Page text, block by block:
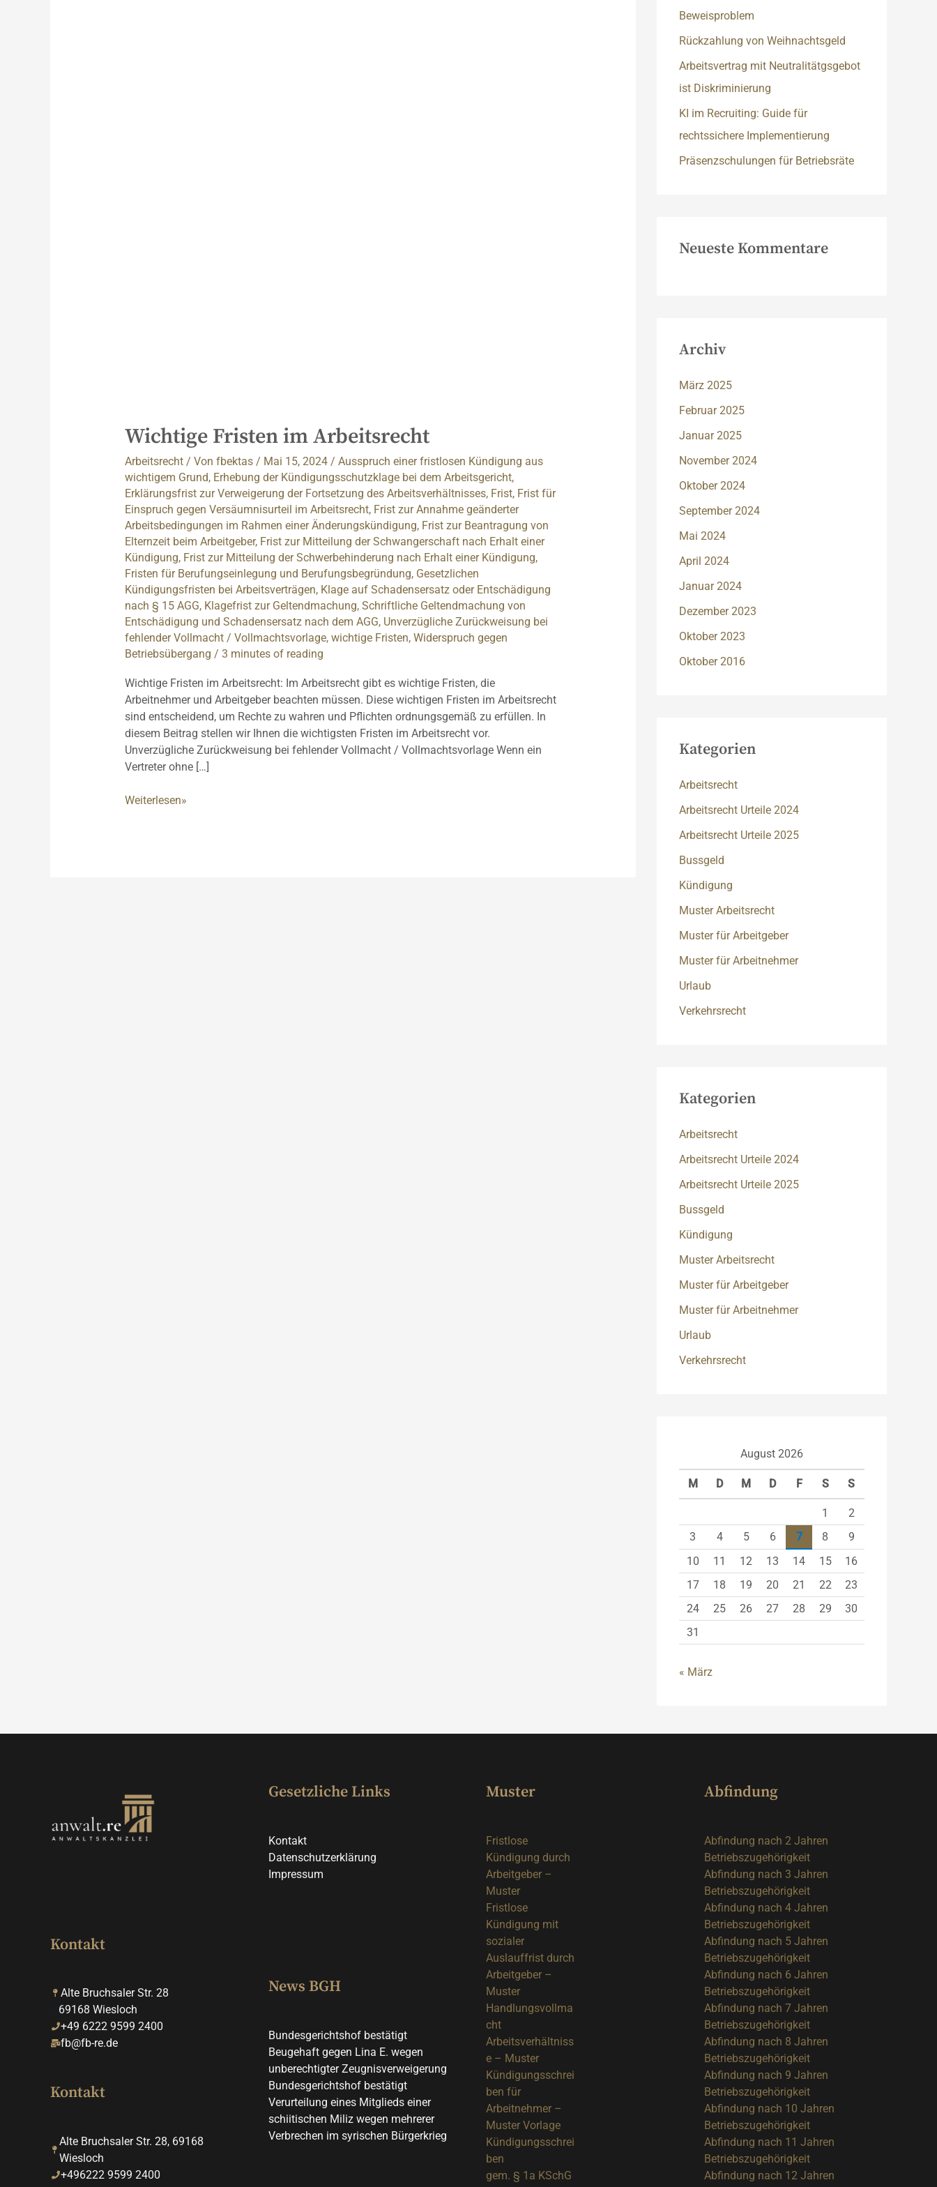
Wichtige Fristen im Arbeitsrecht
Arbeitsrecht/ Von fbektas / Mai 15, 2024 / Ausspruch einer fristlosen Kündigung aus
wichtigem Grund, Erhebung der Kündigungsschutzklage bei dem Arbeitsgericht,
Erklärungsfrist zur Verweigerung der Fortsetzung des Arbeitsverhältnisses, Frist, Frist für
Einspruch gegen Versäumnisurteil im Arbeitsrecht, Frist zur Annahme geänderter
Arbeitsbedingungen im Rahmen einer Änderungskündigung, Frist zur Beantragung von
Elternzeit beim Arbeitgeber, Frist zur Mitteilung der Schwangerschaft nach Erhalt einer
Kündigung, Frist zur Mitteilung der Schwerbehinderung nach Erhalt einer Kündigung,
Fristen für Berufungseinlegung und Berufungsbegründung, Gesetzlichen
Kündigungsfristen bei Arbeitsverträgen, Klage auf Schadensersatz oder Entschädigung
nach § 15 AGG, Klagefrist zur Geltendmachung, Schriftliche Geltendmachung von
Entschädigung und Schadensersatz nach dem AGG, Unverzügliche Zurückweisung bei
fehlender Vollmacht / Vollmachtsvorlage, wichtige Fristen, Widerspruch gegen
Betriebsübergang / 3 minutes of reading
Wichtige Fristen im Arbeitsrecht: Im Arbeitsrecht gibt es wichtige Fristen, die
Arbeitnehmer und Arbeitgeber beachten müssen. Diese wichtigen Fristen im Arbeitsrecht
sind entscheidend, um Rechte zu wahren und Pflichten ordnungsgemäß zu erfüllen. In
diesem Beitrag stellen wir Ihnen die wichtigsten Fristen im Arbeitsrecht vor.
Unverzügliche Zurückweisung bei fehlender Vollmacht / Vollmachtsvorlage Wenn ein
Vertreter ohne […]
Wichtige
Weiterlesen»
c
h
Beweisproblem
Rückzahlung von Weihnachtsgeld
Arbeitsvertrag mit Neutralitätgsgebot
ist Diskriminierung
KI im Recruiting: Guide für
rechtssichere Implementierung
Präsenzschulungen für Betriebsräte
Neueste Kommentare
Archiv
März 2025
Februar 2025
Januar 2025
November 2024
Oktober 2024
September 2024
Mai 2024
April 2024
Januar 2024
Dezember 2023
Oktober 2023
Oktober 2016
Kategorien
Arbeitsrecht
Arbeitsrecht Urteile 2024
Arbeitsrecht Urteile 2025
Bussgeld
Kündigung
Muster Arbeitsrecht
Muster für Arbeitgeber
Muster für Arbeitnehmer
Urlaub
Verkehrsrecht
Kategorien
Arbeitsrecht
Arbeitsrecht Urteile 2024
Arbeitsrecht Urteile 2025
Bussgeld
Kündigung
Muster Arbeitsrecht
Muster für Arbeitgeber
Muster für Arbeitnehmer
Urlaub
Verkehrsrecht
August 2026
M D M D F S S
1
2
3
4 5 6 7 8
9
10
11 12 13 14 15
16
17
18 19 20 21 22
23
24
25 26 27 28 29
30
31
« März
Kontakt
Alte Bruchsaler Str. 28
69168 Wiesloch
+49 6222 9599 2400
fb@fb-re.de
Kontakt
Alte Bruchsaler Str. 28, 69168
Wiesloch
+496222 9599 2400
Gesetzliche Links
Kontakt
Datenschutzerklärung
Impressum
News BGH
Bundesgerichtshof bestätigt
Beugehaft gegen Lina E. wegen
unberechtigter Zeugnisverweigerung
Bundesgerichtshof bestätigt
Verurteilung eines Mitglieds einer
schiitischen Miliz wegen mehrerer
Verbrechen im syrischen Bürgerkrieg
Muster
Fristlose
Kündigung durch
Arbeitgeber –
Muster
Fristlose
Kündigung mit
sozialer
Auslauffrist durch
Arbeitgeber –
Muster
Handlungsvollma
cht
Arbeitsverhältniss
e – Muster
Kündigungsschrei
ben für
Arbeitnehmer –
Muster Vorlage
Kündigungsschrei
ben
gem. § 1a KSchG
Abfindung
Abfindung nach 2 Jahren
Betriebszugehörigkeit
Abfindung nach 3 Jahren
Betriebszugehörigkeit
Abfindung nach 4 Jahren
Betriebszugehörigkeit
Abfindung nach 5 Jahren
Betriebszugehörigkeit
Abfindung nach 6 Jahren
Betriebszugehörigkeit
Abfindung nach 7 Jahren
Betriebszugehörigkeit
Abfindung nach 8 Jahren
Betriebszugehörigkeit
Abfindung nach 9 Jahren
Betriebszugehörigkeit
Abfindung nach 10 Jahren
Betriebszugehörigkeit
Abfindung nach 11 Jahren
Betriebszugehörigkeit
Abfindung nach 12 Jahren